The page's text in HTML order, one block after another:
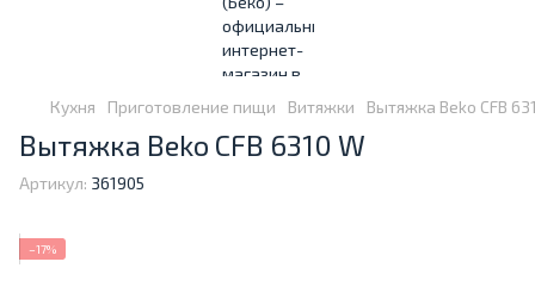
Кухня Приготовление пищи Витяжки Вытяжка Beko CFB
Вытяжка Beko CFB 6310 W
Артикул: 361905
−17%